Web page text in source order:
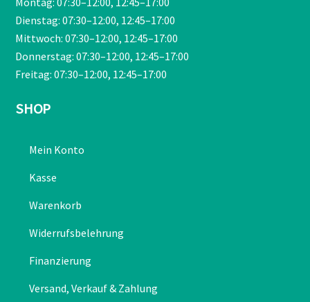
Dienstag: 07:30–12:00, 12:45–17:00
Mittwoch: 07:30–12:00, 12:45–17:00
Donnerstag: 07:30–12:00, 12:45–17:00
Freitag: 07:30–12:00, 12:45–17:00
SHOP
Mein Konto
Kasse
Warenkorb
Widerrufsbelehrung
Finanzierung
Versand, Verkauf & Zahlung